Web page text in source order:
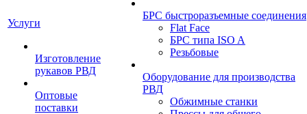
Услуги
Изготовление
рукавов РВД
Оптовые
поставки
БРС быстроразъемные соединения
Flat Face
БРС типа ISO A
Резьбовые
Оборудование для производства
РВД
Обжимные станки